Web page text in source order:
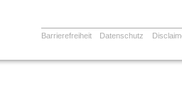
Barrierefreiheit Datenschutz